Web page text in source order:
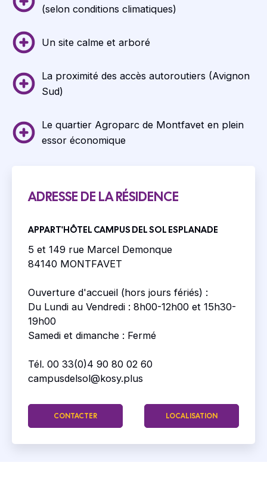
(selon conditions climatiques)
Un site calme et arboré
La proximité des accès autoroutiers (Avignon
Sud)
Le quartier Agroparc de Montfavet en plein
essor économique
ADRESSE DE LA RÉSIDENCE
APPART'HÔTEL CAMPUS DEL SOL ESPLANADE
5 et 149 rue Marcel Demonque
84140 MONTFAVET
Ouverture d'accueil (hors jours fériés) :
Du Lundi au Vendredi : 8h00-12h00 et 15h30-
19h00
Samedi et dimanche : Fermé
Tél. 00 33(0)4 90 80 02 60
campusdelsol@kosy.plus
CONTACTER LOCALISATION